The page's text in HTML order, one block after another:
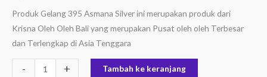
Produk Gelang 395 Asmana Silver ini merupakan produk dari
Krisna Oleh Oleh Bali yang merupakan Pusat oleh oleh Terbesar
dan Terlengkap di Asia Tenggara
- + Tambah ke keranjang